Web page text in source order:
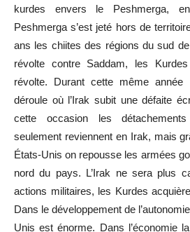
kurdes envers le Peshmerga,
Peshmerga s’est jeté hors de
ans les chiites des régions du sud
révolte contre Saddam, les
révolte. Durant cette même
déroule où l’Irak subit une défaite
cette occasion les
seulement reviennent en Irak, mais
États-Unis on repousse les armées
nord du pays. L’Irak ne sera plus
actions militaires, les Kurdes
Dans le développement de l’
Unis est énorme. Dans l’économie